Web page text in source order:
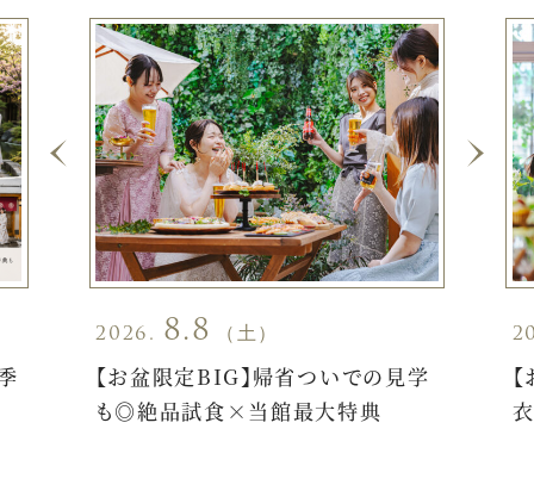
2026. 8.8
（土）
【お盆限定BIG】帰省ついでの見学
も◎絶品試食×当館最大特典